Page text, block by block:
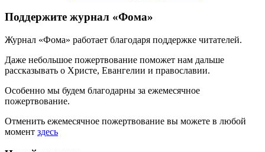
Поддержите журнал «Фома»
Журнал «Фома» работает благодаря поддержке читателей.
Даже небольшое пожертвование поможет нам дальше
рассказывать о Христе, Евангелии и православии.
Особенно мы будем благодарны за ежемесячное
пожертвование.
Отменить ежемесячное пожертвование вы можете в любой
момент здесь